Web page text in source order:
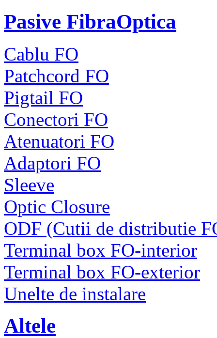
Pasive FibraOptica
Cablu FO
Patchcord FO
Pigtail FO
Conectori FO
Atenuatori FO
Adaptori FO
Sleeve
Optic Closure
ODF (Cutii de distributie
Terminal box FO-interior
Terminal box FO-exterior
Unelte de instalare
Altele